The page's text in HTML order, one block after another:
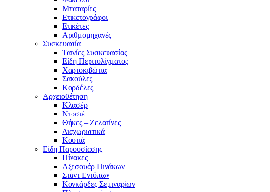
Μπαταρίες
Ετικετογράφοι
Ετικέτες
Αριθμομηχανές
Συσκευασία
Ταινίες Συσκευασίας
Είδη Περιτυλίγματος
Χαρτοκιβώτια
Σακούλες
Κορδέλες
Αρχειοθέτηση
Κλασέρ
Ντοσιέ
Θήκες – Ζελατίνες
Διαχωριστικά
Κουτιά
Είδη Παρουσίασης
Πίνακες
Αξεσουάρ Πινάκων
Σταντ Εντύπων
Κονκάρδες Σεμιναρίων